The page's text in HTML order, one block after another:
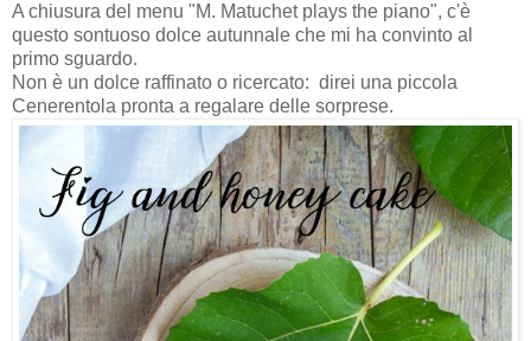
A chiusura del menu "M. Matuchet plays the piano", c'è
questo sontuoso dolce autunnale che mi ha convinto al
primo sguardo.
Non è un dolce raffinato o ricercato: direi una piccola
Cenerentola pronta a regalare delle sorprese.